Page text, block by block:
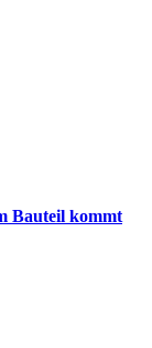
Bauteil kommt